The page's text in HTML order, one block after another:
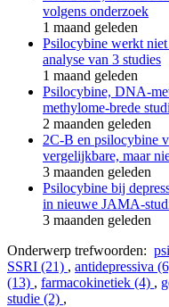
volgens onderzoek
1 maand geleden
Psilocybine werkt
analyse van 3 studies
1 maand geleden
Psilocybine, DNA-
methylome-brede
2 maanden geleden
2C-B en psilocybine
vergelijkbare, maar
3 maanden geleden
Psilocybine bij
in nieuwe JAMA-
3 maanden geleden
Onderwerp trefwoorden:
SSRI (21) , antidepressiva
(13) , farmacokinetiek (4) ,
studie (2) ,